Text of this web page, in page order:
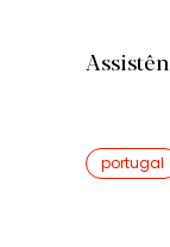
portugal